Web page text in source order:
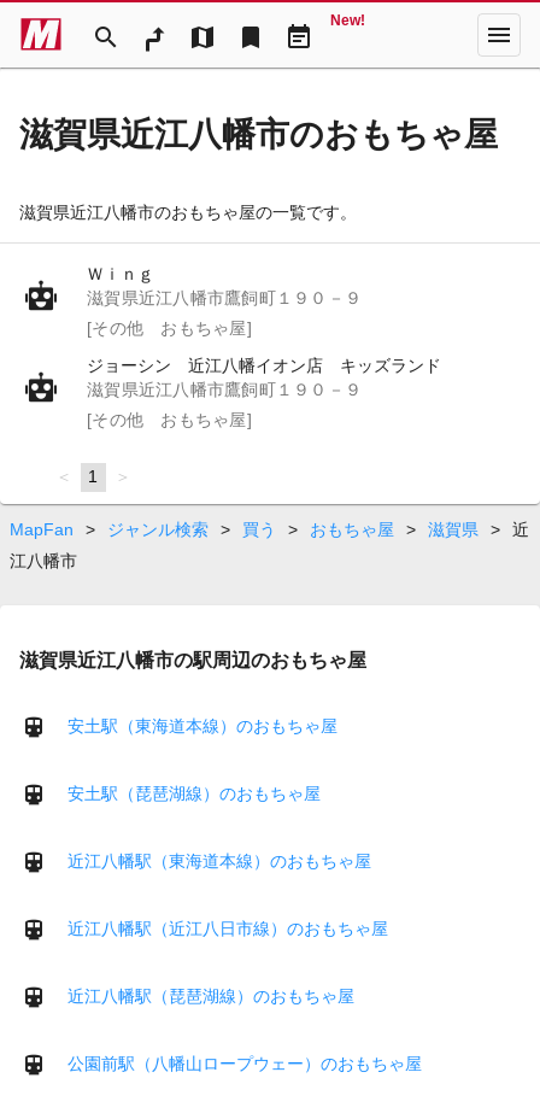
search map bookmark event_note
New! menu
滋賀県近江八幡市のおもちゃ屋
滋賀県近江八幡市のおもちゃ屋の一覧です。
Ｗｉｎｇ
滋賀県近江八幡市鷹飼町１９０－９
[その他 おもちゃ屋]
ジョーシン 近江八幡イオン店 キッズランド
滋賀県近江八幡市鷹飼町１９０－９
[その他 おもちゃ屋]
page
You're
on
page
1 page
MapFan > ジャンル検索 > 買う > おもちゃ屋 > 滋賀県 >
近
江八幡市
滋賀県近江八幡市の駅周辺のおもちゃ屋
安土駅（東海道本線）のおもちゃ屋
安土駅（琵琶湖線）のおもちゃ屋
近江八幡駅（東海道本線）のおもちゃ屋
近江八幡駅（近江八日市線）のおもちゃ屋
近江八幡駅（琵琶湖線）のおもちゃ屋
公園前駅（八幡山ロープウェー）のおもちゃ屋